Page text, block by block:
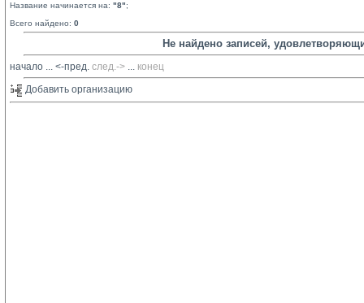
Название начинается на: "8";
Всего найдено: 0
Не найдено записей,
начало ... <-пред. след.-> ... конец
Добавить организацию